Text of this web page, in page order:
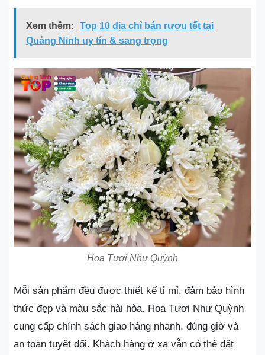
Xem thêm:
Top 10 địa chỉ bán rượu tết tại
Quảng Ninh uy tín & sang trọng
Hoa Tươi Như Quỳnh
Mỗi sản phẩm đều được thiết kế tỉ mỉ, đảm bảo hình
thức đẹp và màu sắc hài hòa. Hoa Tươi Như Quỳnh
cung cấp chính sách giao hàng nhanh, đúng giờ và
an toàn tuyệt đối. Khách hàng ở xa vẫn có thể đặt